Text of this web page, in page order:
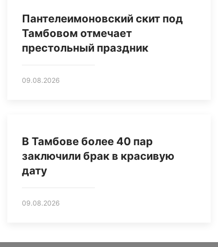
Пантелеимоновский скит под
Тамбовом отмечает
престольный праздник
09.08.2026
В Тамбове более 40 пар
заключили брак в красивую
дату
09.08.2026